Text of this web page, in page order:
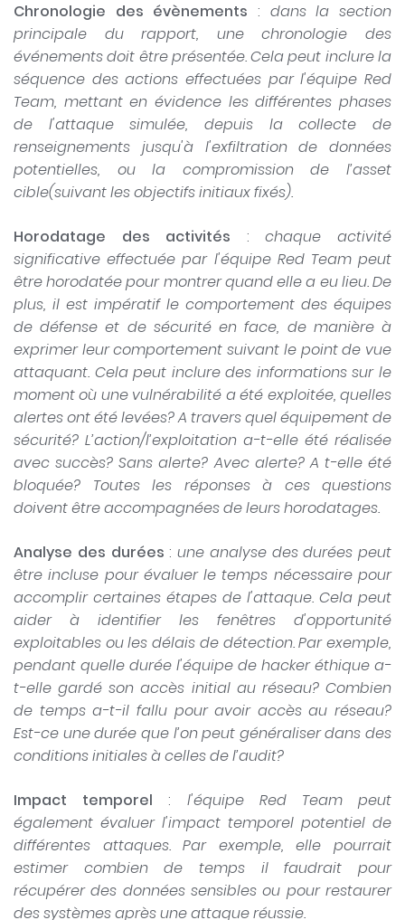
Chronologie des évènements : dans la section
principale du rapport, une chronologie des
événements doit être présentée. Cela peut inclure la
séquence des actions effectuées par l'équipe Red
Team, mettant en évidence les différentes phases
de l'attaque simulée, depuis la collecte de
renseignements jusqu'à l'exfiltration de données
potentielles, ou la compromission de l’asset
cible(suivant les objectifs initiaux fixés).
Horodatage des activités :chaque activité
significative effectuée par l'équipe Red Team peut
être horodatée pour montrer quand elle a eu lieu. De
plus, il est impératif le comportement des équipes
de défense et de sécurité en face, de manière à
exprimer leur comportement suivant le point de vue
attaquant. Cela peut inclure des informations sur le
moment où une vulnérabilité a été exploitée, quelles
alertes ont été levées? A travers quel équipement de
sécurité? L’action/l’exploitation a-t-elle été réalisée
avec succès? Sans alerte? Avec alerte? A t-elle été
bloquée? Toutes les réponses à ces questions
doivent être accompagnées de leurs horodatages.
Analyse des durées : une analyse des durées peut
être incluse pour évaluer le temps nécessaire pour
accomplir certaines étapes de l'attaque. Cela peut
aider à identifier les fenêtres d'opportunité
exploitables ou les délais de détection. Par exemple,
pendant quelle durée l'équipe de hacker éthique a-
t-elle gardé son accès initial au réseau? Combien
de temps a-t-il fallu pour avoir accès au réseau?
Est-ce une durée que l’on peut généraliser dans des
conditions initiales à celles de l’audit?
Impact temporel : l'équipe Red Team peut
également évaluer l'impact temporel potentiel de
différentes attaques. Par exemple, elle pourrait
estimer combien de temps il faudrait pour
récupérer des données sensibles ou pour restaurer
des systèmes après une attaque réussie.